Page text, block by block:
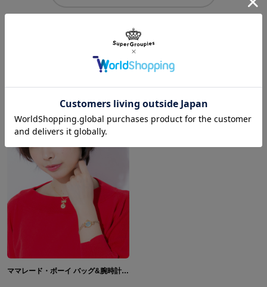
コーディネートを見る
ママレード・ボーイ バッグ&腕時計&ネックレス